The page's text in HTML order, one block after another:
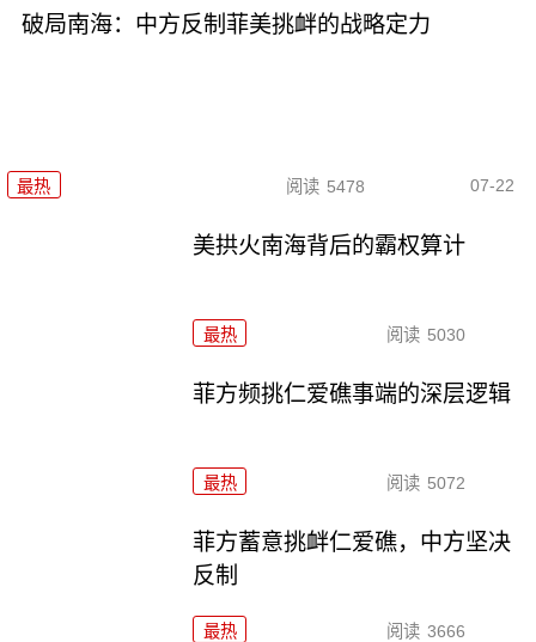
破局南海：中方反制菲美挑衅的战略定力
最热 阅读 5478 07-22
美拱火南海背后的霸权算计
最热 阅读 5030
菲方频挑仁爱礁事端的深层逻辑
最热 阅读 5072
菲方蓄意挑衅仁爱礁，中方坚决
反制
最热 阅读 3666